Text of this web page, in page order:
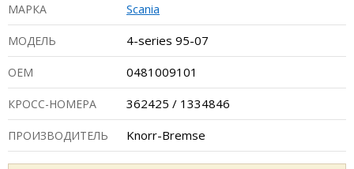
МАРКА Scania
МОДЕЛЬ 4-series 95-07
ОЕМ 0481009101
КРОСС-НОМЕРА 362425 / 1334846
ПРОИЗВОДИТЕЛЬ Knorr-Bremse